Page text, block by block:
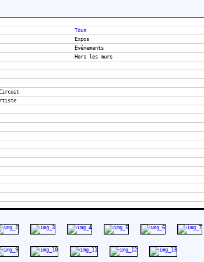
Tous
Expos
Evénements
Hors les murs